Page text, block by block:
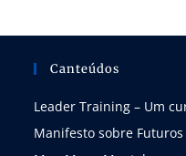
Canteúdos
Leader Training – Um
Manifesto sobre Futuros